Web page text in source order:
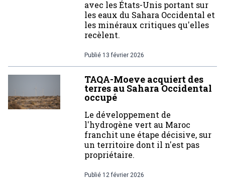
avec les États-Unis portant sur
les eaux du Sahara Occidental et
les minéraux critiques qu'elles
recèlent.
Publié 13 février 2026
TAQA-Moeve acquiert des
terres au Sahara Occidental
occupé
Le développement de
l'hydrogène vert au Maroc
franchit une étape décisive, sur
un territoire dont il n'est pas
propriétaire.
Publié 12 février 2026